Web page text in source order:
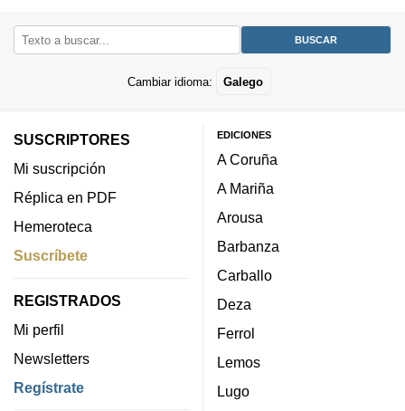
Cambiar idioma: Galego
SUSCRIPTORES
Mi suscripción
Réplica en PDF
Hemeroteca
Suscríbete
REGISTRADOS
Mi perfil
Newsletters
Regístrate
EDICIONES
A Coruña
A Mariña
Arousa
Barbanza
Carballo
Deza
Ferrol
Lemos
Lugo